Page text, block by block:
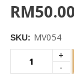
RM50.00
SKU: MV054